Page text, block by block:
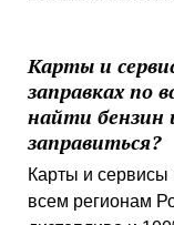
Карты и
заправках по
найти бензин
заправиться?
Карты и сервисы
всем регионам